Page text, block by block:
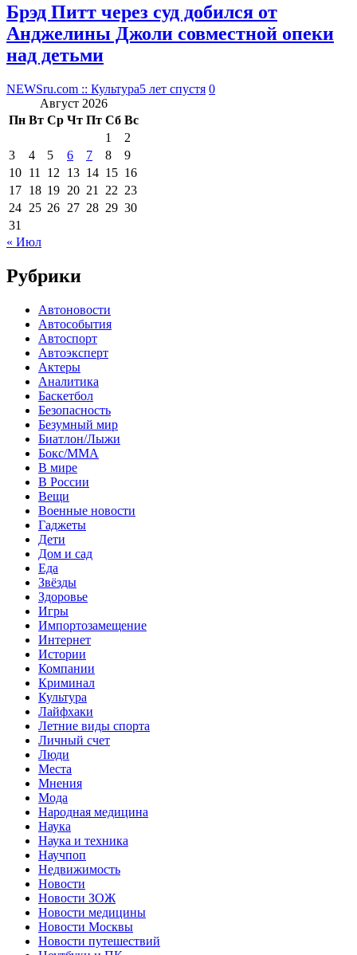
Брэд Питт через суд добился от
Анджелины Джоли совместной опеки
над детьми
NEWSru.com :: Культура5 лет спустя 0
Август 2026
Пн Вт Ср Чт Пт Сб Вс
1
2
3
4 5 6 7 8
9
10 11 12 13 14 15 16
17 18 19 20 21 22 23
24 25 26 27 28 29 30
31
« Июл
Рубрики
Автоновости
Автособытия
Автоспорт
Автоэксперт
Актеры
Аналитика
Баскетбол
Безопасность
Безумный мир
Биатлон/Лыжи
Бокс/MMA
В мире
В России
Вещи
Военные новости
Гаджеты
Дети
Дом и сад
Еда
Звёзды
Здоровье
Игры
Импортозамещение
Интернет
Истории
Компании
Криминал
Культура
Лайфхаки
Летние виды спорта
Личный счет
Люди
Места
Мнения
Мода
Народная медицина
Наука
Наука и техника
Научпоп
Недвижимость
Новости
Новости ЗОЖ
Новости медицины
Новости Москвы
Новости путешествий